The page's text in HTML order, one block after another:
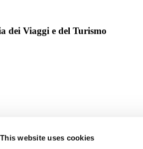
This website uses cookies
dei Viaggi e del Turismo